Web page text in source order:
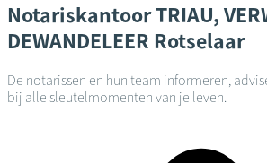
NotariskantoorTRIAU,
DEWANDELEER Rotselaar
De notarissen en hun team informeren,
bij alle sleutelmomenten van je leven.